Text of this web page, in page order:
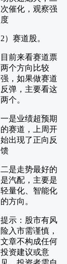
次催化，观察强
度
2）赛道股。
目前来看赛道票
两个方向比较
强，如果做赛道
反弹，主要看这
两个。
一是业绩超预期
的赛道，上周开
始出现了正向反
馈
二是走势最好的
是汽配，主要是
轻量化、智能化
的方向。
提示：股市有风
险入市需谨慎，
文章不构成任何
投资建议或意